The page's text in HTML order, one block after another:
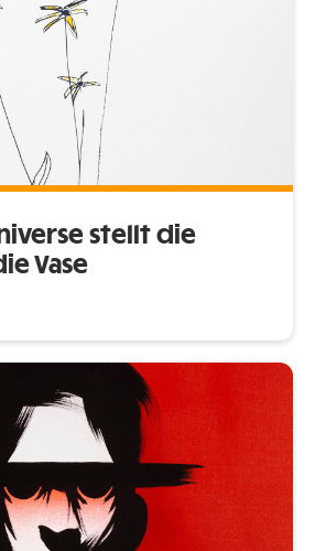
stellt die
Vase